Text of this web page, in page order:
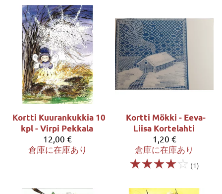
Kortti Kuurankukkia 10
kpl - Virpi Pekkala
12,00 €
倉庫に在庫あり
Kortti Mökki - Eeva-
Liisa Kortelahti
1,20 €
倉庫に在庫あり
☆☆☆☆☆ (1)